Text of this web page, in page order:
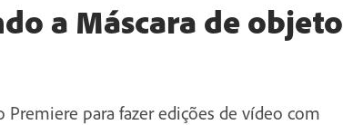
a Máscara de objeto
para fazer edições de vídeo com